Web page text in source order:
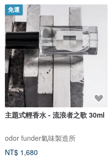
免運
主題式輕香水 - 流浪者之歌 30ml
odor funder氣味製造所
NT$ 1,680